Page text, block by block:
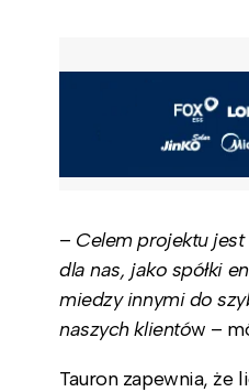
– Celem projektu
dla nas, jako spółki
miedzy innymi do
naszych klientów –
Tauron zapewnia, że